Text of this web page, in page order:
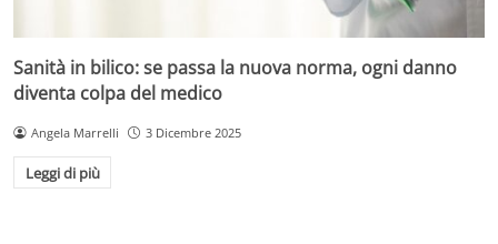
Sanità in bilico: se passa la nuova norma, ogni danno
diventa colpa del medico
Angela Marrelli 3 Dicembre 2025
Leggi di più